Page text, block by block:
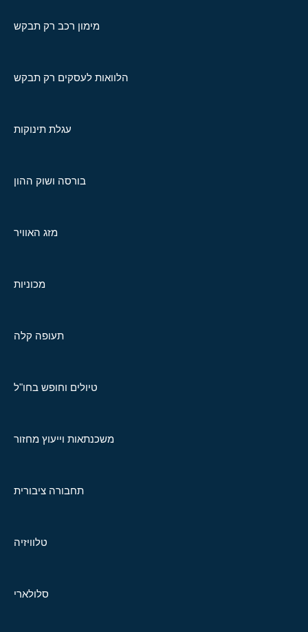
מימון רכב רק תבקש
הלוואות לעסקים רק תבקש
עגלת תינוקות
בורסה ושוק ההון
מזג האוויר
מכוניות
תעופה קלה
טיולים וחופש בחו"ל
משכנתאות וייעוץ מחזור
תחבורה ציבורית
טלוויזיה
סלולארי